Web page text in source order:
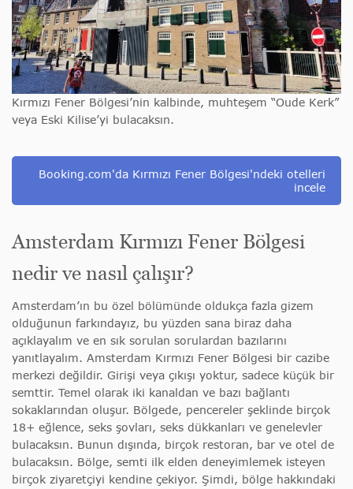
Kırmızı Fener Bölgesi’nin kalbinde, muhteşem “Oude Kerk”
veya Eski Kilise’yi bulacaksın.
Booking.com'da Kırmızı Fener Bölgesi'ndeki otelleri
incele
Amsterdam Kırmızı Fener Bölgesi
nedir ve nasıl çalışır?
Amsterdam’ın bu özel bölümünde oldukça fazla gizem
olduğunun farkındayız, bu yüzden sana biraz daha
açıklayalım ve en sık sorulan sorulardan bazılarını
yanıtlayalım. Amsterdam Kırmızı Fener Bölgesi bir cazibe
merkezi değildir. Girişi veya çıkışı yoktur, sadece küçük bir
semttir. Temel olarak iki kanaldan ve bazı bağlantı
sokaklarından oluşur. Bölgede, pencereler şeklinde birçok
18+ eğlence, seks şovları, seks dükkanları ve genelevler
bulacaksın. Bunun dışında, birçok restoran, bar ve otel de
bulacaksın. Bölge, semti ilk elden deneyimlemek isteyen
birçok ziyaretçiyi kendine çekiyor. Şimdi, bölge hakkındaki